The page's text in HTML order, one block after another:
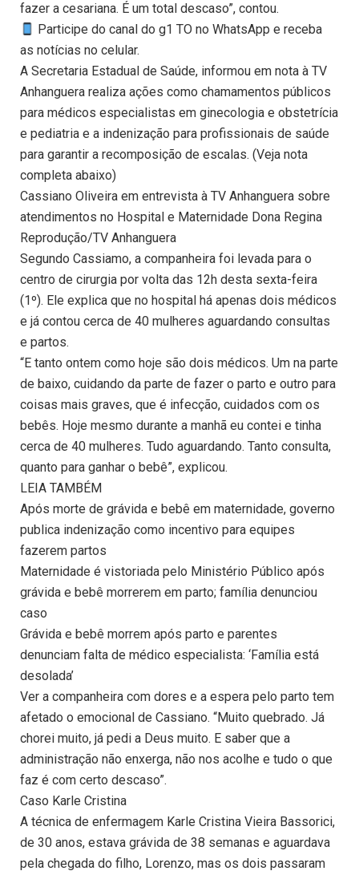
fazer a cesariana. É um total descaso”, contou.
Participe do canal do g1 TO no WhatsApp e receba
as notícias no celular.
A Secretaria Estadual de Saúde, informou em nota à TV
Anhanguera realiza ações como chamamentos públicos
para médicos especialistas em ginecologia e obstetrícia
e pediatria e a indenização para profissionais de saúde
para garantir a recomposição de escalas. (Veja nota
completa abaixo)
Cassiano Oliveira em entrevista à TV Anhanguera sobre
atendimentos no Hospital e Maternidade Dona Regina
Reprodução/TV Anhanguera
Segundo Cassiamo, a companheira foi levada para o
centro de cirurgia por volta das 12h desta sexta-feira
(1º). Ele explica que no hospital há apenas dois médicos
e já contou cerca de 40 mulheres aguardando consultas
e partos.
“E tanto ontem como hoje são dois médicos. Um na parte
de baixo, cuidando da parte de fazer o parto e outro para
coisas mais graves, que é infecção, cuidados com os
bebês. Hoje mesmo durante a manhã eu contei e tinha
cerca de 40 mulheres. Tudo aguardando. Tanto consulta,
quanto para ganhar o bebê”, explicou.
LEIA TAMBÉM
Após morte de grávida e bebê em maternidade, governo
publica indenização como incentivo para equipes
fazerem partos
Maternidade é vistoriada pelo Ministério Público após
grávida e bebê morrerem em parto; família denunciou
caso
Grávida e bebê morrem após parto e parentes
denunciam falta de médico especialista: ‘Família está
desolada’
Ver a companheira com dores e a espera pelo parto tem
afetado o emocional de Cassiano. “Muito quebrado. Já
chorei muito, já pedi a Deus muito. E saber que a
administração não enxerga, não nos acolhe e tudo o que
faz é com certo descaso”.
Caso Karle Cristina
A técnica de enfermagem Karle Cristina Vieira Bassorici,
de 30 anos, estava grávida de 38 semanas e aguardava
pela chegada do filho, Lorenzo, mas os dois passaram